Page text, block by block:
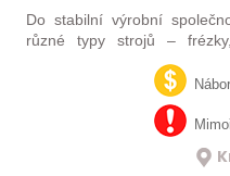
Do stabilní výrobní
různé typy strojů –
Uplatnění u nás najdou
technických oborů, kteří se…